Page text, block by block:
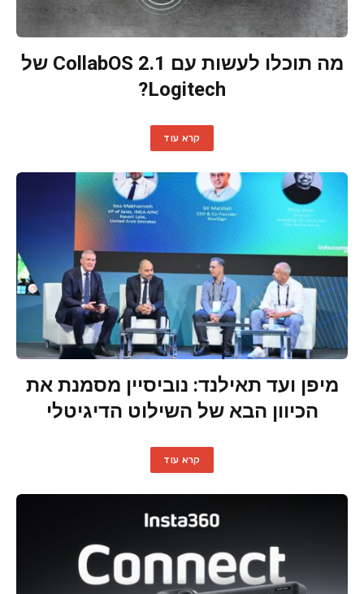
מה תוכלו לעשות עם CollabOS 2.1 של
Logitech?
קרא עוד
מיפן ועד תאילנד: נוביסיין מסמנת את
הכיוון הבא של השילוט הדיגיטלי
קרא עוד